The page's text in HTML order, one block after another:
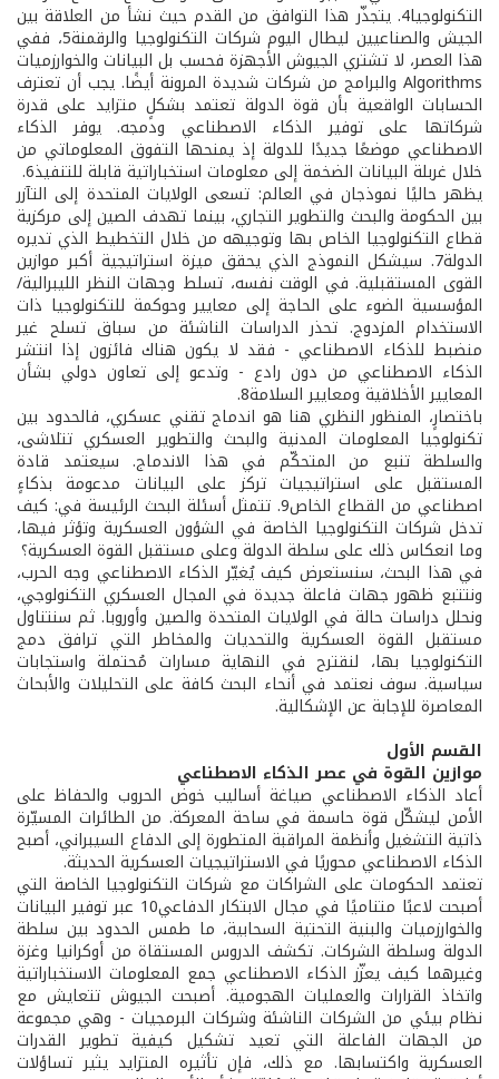
التكنولوجيا4. يتجذّر هذا التوافق من القدم حيث نشأ من العلاقة بين
الجيش والصناعيين ليطال اليوم شركات التكنولوجيا والرقمنة5، ففي
هذا العصر، لا تشتري الجيوش الأجهزة فحسب بل البيانات والخوارزميات
Algorithms والبرامج من شركات شديدة المرونة أيضًا. يجب أن تعترف
الحسابات الواقعية بأن قوة الدولة تعتمد بشكلٍ متزايد على قدرة
شركاتها على توفير الذكاء الاصطناعي ودمجه. يوفر الذكاء
الاصطناعي موضعًا جديدًا للدولة إذ يمنحها التفوق المعلوماتي من
خلال غربلة البيانات الضخمة إلى معلومات استخباراتية قابلة للتنفيذ6.
يظهر حاليًا نموذجان في العالم: تسعى الولايات المتحدة إلى التآزر
بين الحكومة والبحث والتطوير التجاري، بينما تهدف الصين إلى مركزية
قطاع التكنولوجيا الخاص بها وتوجيهه من خلال التخطيط الذي تديره
الدولة7. سيشكل النموذج الذي يحقق ميزة استراتيجية أكبر موازين
القوى المستقبلية. في الوقت نفسه، تسلط وجهات النظر الليبرالية/
المؤسسية الضوء على الحاجة إلى معايير وحوكمة للتكنولوجيا ذات
الاستخدام المزدوج. تحذر الدراسات الناشئة من سباق تسلح غير
منضبط للذكاء الاصطناعي - فقد لا يكون هناك فائزون إذا انتشر
الذكاء الاصطناعي من دون رادع - وتدعو إلى تعاون دولي بشأن
المعايير الأخلاقية ومعايير السلامة8.
باختصارٍ، المنظور النظري هنا هو اندماج تقني عسكري، فالحدود بين
تكنولوجيا المعلومات المدنية والبحث والتطوير العسكري تتلاشى،
والسلطة تنبع من المتحكّم في هذا الاندماج. سيعتمد قادة
المستقبل على استراتيجيات تركز على البيانات مدعومة بذكاءٍ
اصطناعي من القطاع الخاص9. تتمثل أسئلة البحث الرئيسة في: كيف
تدخل شركات التكنولوجيا الخاصة في الشؤون العسكرية وتؤثر فيها،
وما انعكاس ذلك على سلطة الدولة وعلى مستقبل القوة العسكرية؟
في هذا البحث، سنستعرض كيف يُغيّر الذكاء الاصطناعي وجه الحرب،
ونتتبع ظهور جهات فاعلة جديدة في المجال العسكري التكنولوجي،
ونحلل دراسات حالة في الولايات المتحدة والصين وأوروبا. ثم سنتناول
مستقبل القوة العسكرية والتحديات والمخاطر التي ترافق دمج
التكنولوجيا بها، لنقترح في النهاية مسارات مُحتملة واستجابات
سياسية. سوف نعتمد في أنحاء البحث كافة على التحليلات والأبحاث
المعاصرة للإجابة عن الإشكالية.
القسم الأول
موازين القوة في عصر الذكاء الاصطناعي
أعاد الذكاء الاصطناعي صياغة أساليب خوض الحروب والحفاظ على
الأمن ليشكّل قوة حاسمة في ساحة المعركة. من الطائرات المسيّرة
ذاتية التشغيل وأنظمة المراقبة المتطورة إلى الدفاع السيبراني، أصبح
الذكاء الاصطناعي محوريًا في الاستراتيجيات العسكرية الحديثة.
تعتمد الحكومات على الشراكات مع شركات التكنولوجيا الخاصة التي
أصبحت لاعبًا متناميًا في مجال الابتكار الدفاعي10 عبر توفير البيانات
والخوارزميات والبنية التحتية السحابية، ما طمس الحدود بين سلطة
الدولة وسلطة الشركات. تكشف الدروس المستقاة من أوكرانيا وغزة
وغيرهما كيف يعزّز الذكاء الاصطناعي جمع المعلومات الاستخباراتية
واتخاذ القرارات والعمليات الهجومية. أصبحت الجيوش تتعايش مع
نظام بيئي من الشركات الناشئة وشركات البرمجيات - وهي مجموعة
من الجهات الفاعلة التي تعيد تشكيل كيفية تطوير القدرات
العسكرية واكتسابها. مع ذلك، فإن تأثيره المتزايد يثير تساؤلات